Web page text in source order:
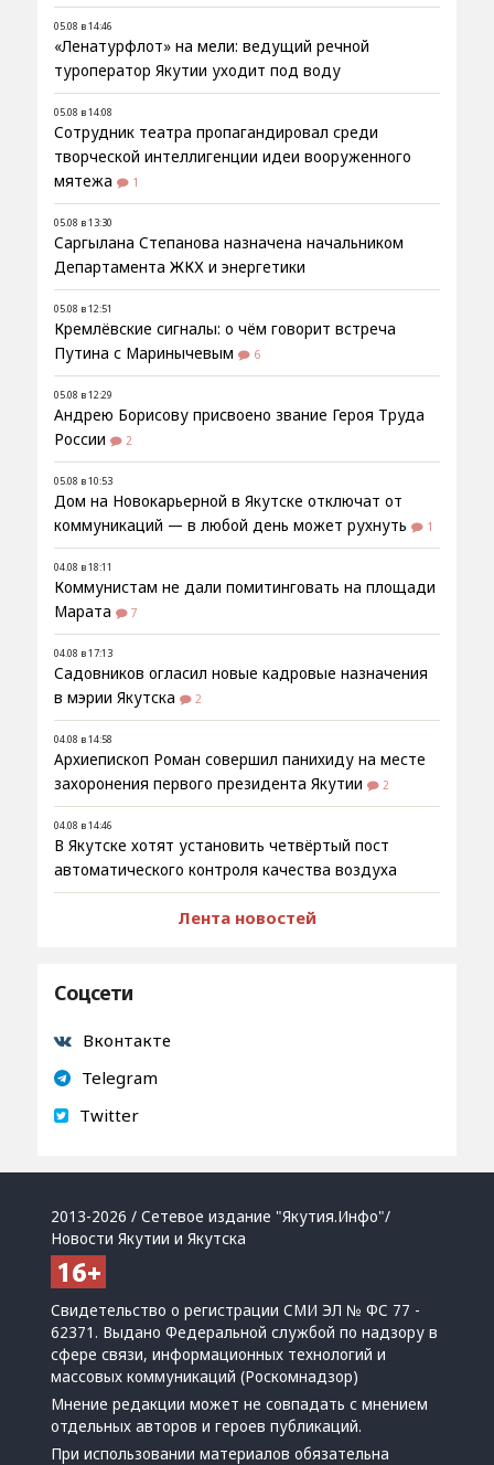
05.08 в 14:46
«Ленатурфлот» на мели: ведущий речной
туроператор Якутии уходит под воду
05.08 в 14:08
Сотрудник театра пропагандировал среди
творческой интеллигенции идеи вооруженного
мятежа
1
05.08 в 13:30
Саргылана Степанова назначена начальником
Департамента ЖКХ и энергетики
05.08 в 12:51
Кремлёвские сигналы: о чём говорит встреча
Путина с Маринычевым
6
05.08 в 12:29
Андрею Борисову присвоено звание Героя Труда
России
2
05.08 в 10:53
Дом на Новокарьерной в Якутске отключат от
коммуникаций — в любой день может рухнуть
1
04.08 в 18:11
Коммунистам не дали помитинговать на площади
Марата
7
04.08 в 17:13
Садовников огласил новые кадровые назначения
в мэрии Якутска
2
04.08 в 14:58
Архиепископ Роман совершил панихиду на месте
захоронения первого президента Якутии
2
04.08 в 14:46
В Якутске хотят установить четвёртый пост
автоматического контроля качества воздуха
Лента новостей
Соцсети
Вконтакте
Telegram
Twitter
2013-2026 / Сетевое издание "Якутия.Инфо"/
Новости Якутии и Якутска
Свидетельство о регистрации СМИ ЭЛ № ФС 77 -
62371. Выдано Федеральной службой по надзору в
сфере связи, информационных технологий и
массовых коммуникаций (Роскомнадзор)
Мнение редакции может не совпадать с мнением
отдельных авторов и героев публикаций.
При использовании материалов обязательна